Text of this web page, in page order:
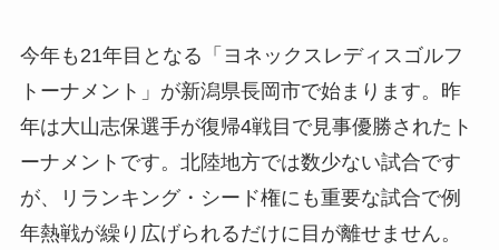
今年も21年目となる「ヨネックスレディスゴルフ
トーナメント」が新潟県長岡市で始まります。昨
年は大山志保選手が復帰4戦目で見事優勝されたト
ーナメントです。北陸地方では数少ない試合です
が、リランキング・シード権にも重要な試合で例
年熱戦が繰り広げられるだけに目が離せません。